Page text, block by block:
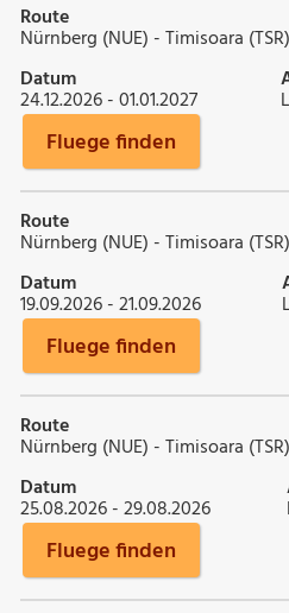
Route
Nürnberg (NUE) - Timisoara (TSR)
Datum
24.12.2026 - 01.01.2027
Fluege finden
Route
Nürnberg (NUE) - Timisoara (TSR)
Datum
19.09.2026 - 21.09.2026
Fluege finden
Route
Nürnberg (NUE) - Timisoara (TSR)
Datum
25.08.2026 - 29.08.2026
Fluege finden